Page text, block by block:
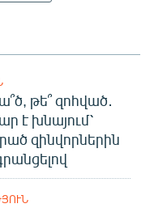
թե՞ զոհված․
է խնայում՝
զինվորներին